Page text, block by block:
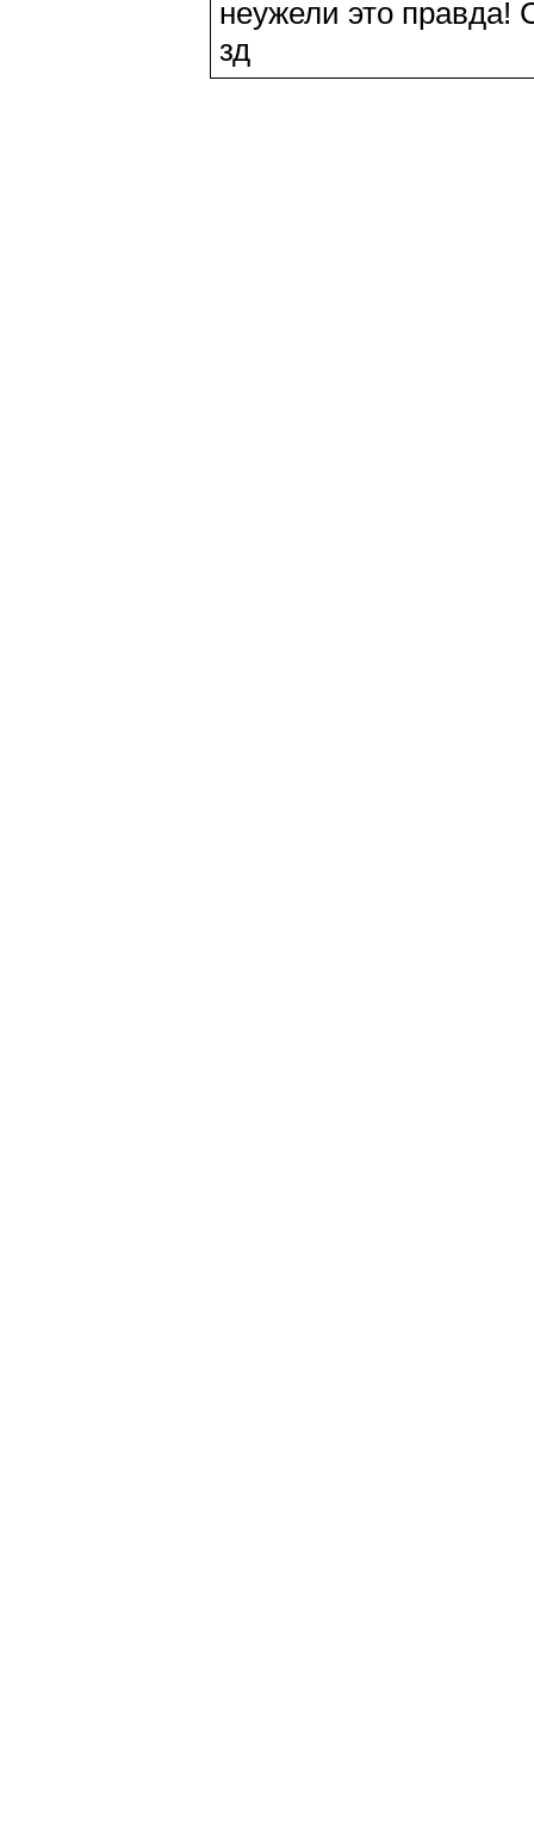
неужели это правда!
зд